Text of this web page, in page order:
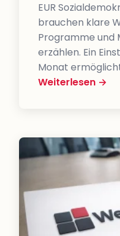
EUR
brauchen klare
Programme und
erzählen. Ein
Monat
Weiterlesen →